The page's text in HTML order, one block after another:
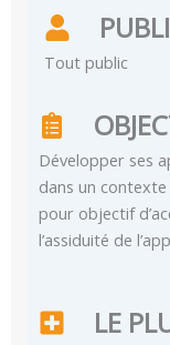
Tout public
Développer ses
dans un contexte
pour objectif
l’assiduité de
LE